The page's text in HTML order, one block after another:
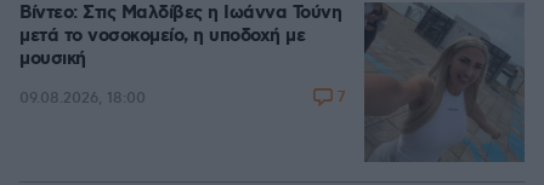
Βίντεο: Στις Μαλδίβες η Ιωάννα Τούνη
μετά το νοσοκομείο, η υποδοχή με
μουσική
09.08.2026, 18:00 7